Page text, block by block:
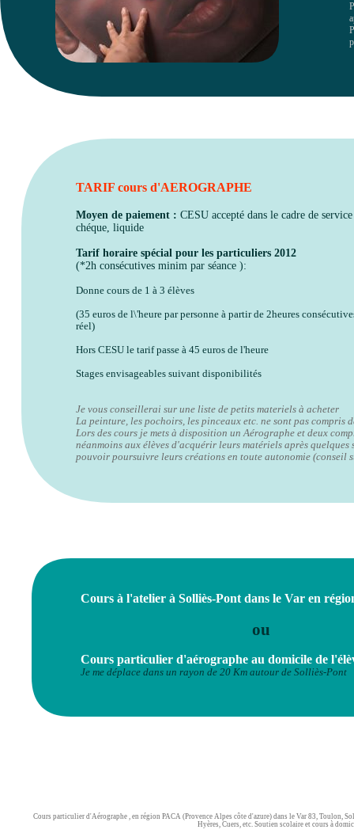
TARIF cours d'AEROGRAPHE
Moyen de paiement : CESU accepté dans le cadre de
chéque, liquide
Tarif horaire spécial pour les particuliers 2012
(*2h consécutives minim par séance ):
Donne cours de 1 à 3 élèves
(35 euros de l\'heure par personne à partir de 2heures
réel)
Hors CESU le tarif passe à 45 euros de l'heure
Stages envisageables suivant disponibilités
Je vous conseillerai sur une liste de petits materiels à acheter
La peinture, les pochoirs, les pinceaux etc. ne sont pas compris
Lors des cours je mets à disposition un Aérographe et deux
néanmoins aux élèves d'acquérir leurs matériels après quelques
pouvoir poursuivre leurs créations en toute autonomie (conseil
Cours particulier d'Aérographe , en région PACA (Provence Alpes côte d'azure) dans le Var 83, Toulon,
Hyères, Cuers, etc. Soutien scolaire et cours à
Cours à l'atelier à Solliès-Pont dans le Var en
ou
Cours particulier d'aérographe au domicile de
Je me déplace dans un rayon de 20 Km autour de Solliès-Pont